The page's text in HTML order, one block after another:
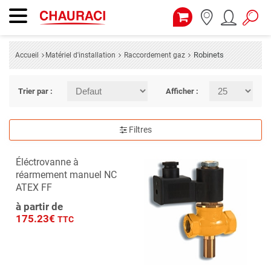
Accueil Matériel d'installation Raccordement gaz Robinets
Trier par : Afficher :
Filtres
Éléctrovanne à
réarmement manuel NC
ATEX FF
à partir de
175.23€ TTC